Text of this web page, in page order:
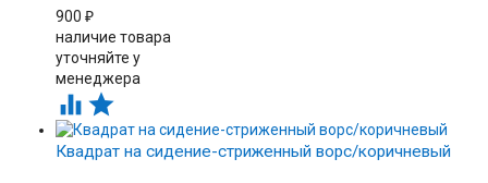
900 ₽
наличие товара
уточняйте у
менеджера
 
Квадрат на сидение-стриженный ворс/коричневый